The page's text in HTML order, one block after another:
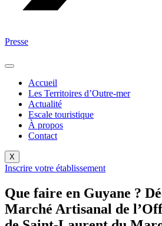
Presse
Accueil
Les Territoires d’Outre-mer
Actualité
Escale touristique
À propos
Contact
X
Inscrire votre établissement
Que faire en Guyane ?
Marché Artisanal de